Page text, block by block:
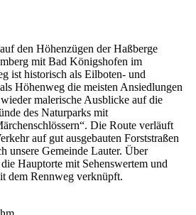
den Höhenzügen der Haßberge
mit Bad Königshofen im
ist historisch als Eilboten- und
Höhenweg die meisten Ansiedlungen
malerische Ausblicke auf die
des Naturparks mit
Die Route verläuft
auf gut ausgebauten Forststraßen
unsere Gemeinde Lauter. Über
Hauptorte mit Sehenswertem und
dem Rennweg verknüpft.